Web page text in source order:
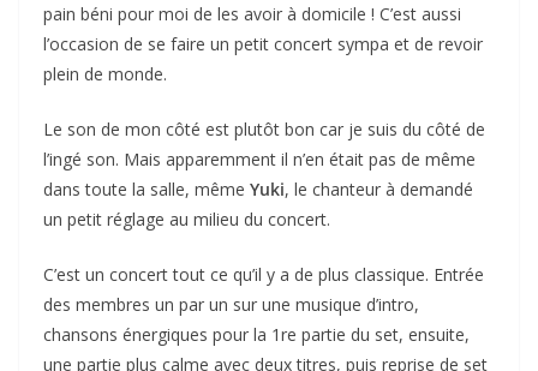
pain béni pour moi de les avoir à domicile ! C’est aussi
l’occasion de se faire un petit concert sympa et de revoir
plein de monde.
Le son de mon côté est plutôt bon car je suis du côté de
l’ingé son. Mais apparemment il n’en était pas de même
dans toute la salle, même Yuki, le chanteur à demandé
un petit réglage au milieu du concert.
C’est un concert tout ce qu’il y a de plus classique. Entrée
des membres un par un sur une musique d’intro,
chansons énergiques pour la 1re partie du set, ensuite,
une partie plus calme avec deux titres, puis reprise de set